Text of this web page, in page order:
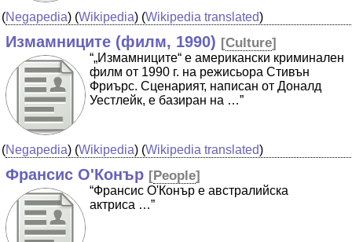
(Negapedia) (Wikipedia) (Wikipedia translated)
Измамниците (филм, 1990) [Culture]
“„Измамниците“ е американски криминален
филм от 1990 г. на режисьора Стивън
Фриърс. Сценарият, написан от Доналд
Уестлейк, е базиран на …”
(Negapedia) (Wikipedia) (Wikipedia translated)
Франсис О'Конър [People]
“Франсис О'Конър е австралийска
актриса …”